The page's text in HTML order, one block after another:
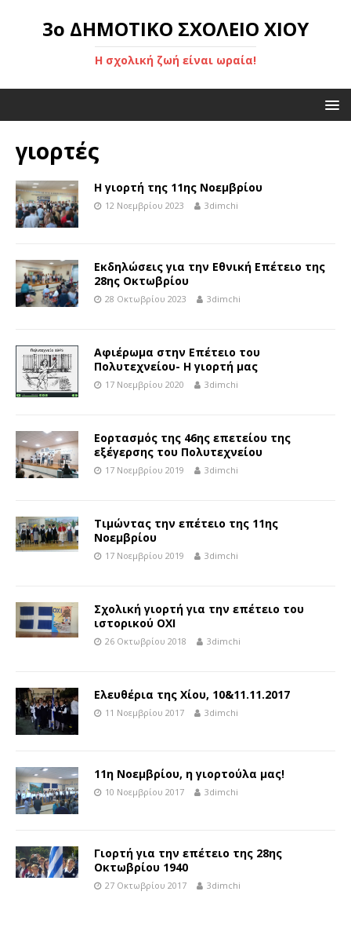
3ο ΔΗΜΟΤΙΚΟ ΣΧΟΛΕΙΟ ΧΙΟΥ
Η σχολική ζωή είναι ωραία!
γιορτές
Η γιορτή της 11ης Νοεμβρίου
12 Νοεμβρίου 2023 3dimchi
Εκδηλώσεις για την Εθνική Επέτειο της
28ης Οκτωβρίου
28 Οκτωβρίου 2023 3dimchi
Αφιέρωμα στην Επέτειο του
Πολυτεχνείου- H γιορτή μας
17 Νοεμβρίου 2020 3dimchi
Εορτασμός της 46ης επετείου της
εξέγερσης του Πολυτεχνείου
17 Νοεμβρίου 2019 3dimchi
Τιμώντας την επέτειο της 11ης
Νοεμβρίου
17 Νοεμβρίου 2019 3dimchi
Σχολική γιορτή για την επέτειο του
ιστορικού ΟΧΙ
26 Οκτωβρίου 2018 3dimchi
Ελευθέρια της Χίου, 10&11.11.2017
11 Νοεμβρίου 2017 3dimchi
11η Νοεμβρίου, η γιορτούλα μας!
10 Νοεμβρίου 2017 3dimchi
Γιορτή για την επέτειο της 28ης
Οκτωβρίου 1940
27 Οκτωβρίου 2017 3dimchi